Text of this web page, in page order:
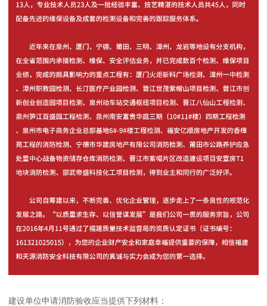
建设单位申请消防验收应当提供下列材料：